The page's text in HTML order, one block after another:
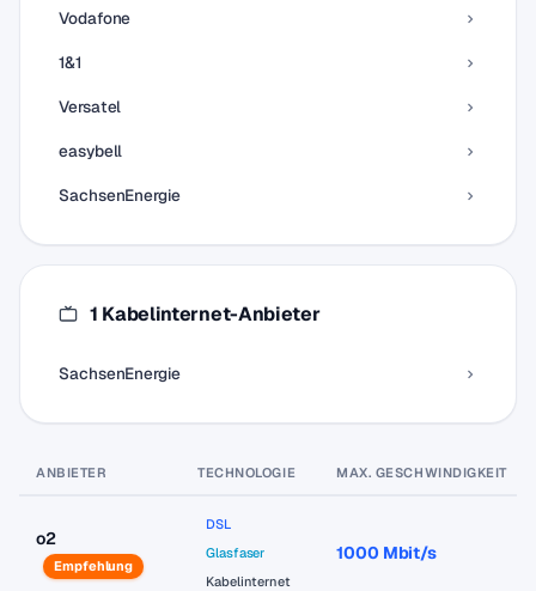
Vodafone
1&1
Versatel
easybell
SachsenEnergie
1 Kabelinternet-Anbieter
SachsenEnergie
ANBIETER TECHNOLOGIE MAX. GESCHWINDIGKEIT
o2
Empfehlung
DSL
Glasfaser
Kabelinternet
1000 Mbit/s